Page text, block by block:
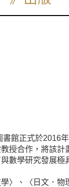
館正式於2016
授合作，將該計
數學研究發展極
〉、〈日文．物